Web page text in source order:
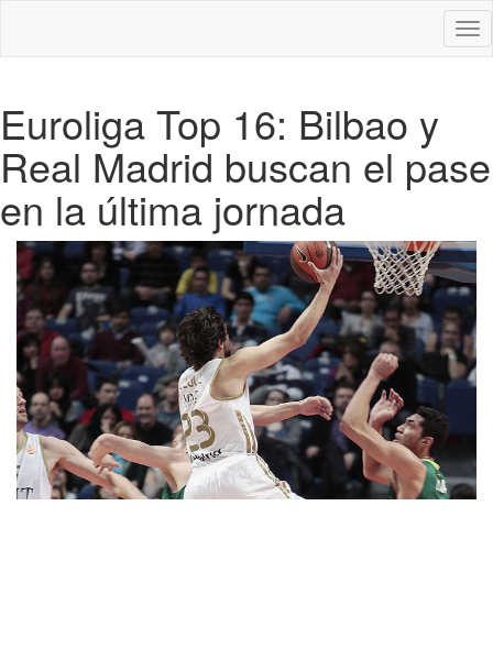
Euroliga Top 16: Bilbao y
Real Madrid buscan el pase
en la última jornada